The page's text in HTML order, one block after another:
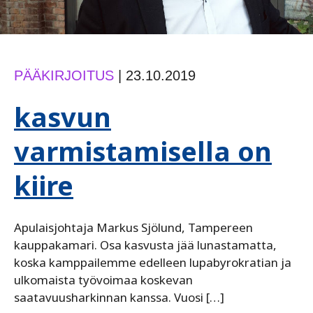
PÄÄKIRJOITUS 23.10.2019
kasvun
varmistamisella on
kiire
Apulaisjohtaja Markus Sjölund, Tampereen
kauppakamari. Osa kasvusta jää lunastamatta,
koska kamppailemme edelleen lupabyrokratian ja
ulkomaista työvoimaa koskevan
saatavuusharkinnan kanssa. Vuosi […]